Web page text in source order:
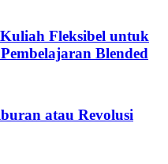
Fleksibel untuk
Blended
atau Revolusi